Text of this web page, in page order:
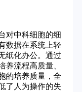
对中科细胞的细
数据在系统上轻
纸化办公。通过
养流程高质量、
的培养质量，全
了人为操作的失